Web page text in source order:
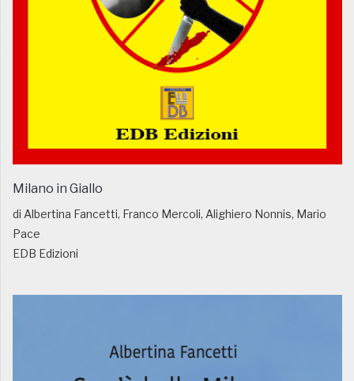
Milano in Giallo
di Albertina Fancetti, Franco Mercoli, Alighiero Nonnis, Mario
Pace
EDB Edizioni